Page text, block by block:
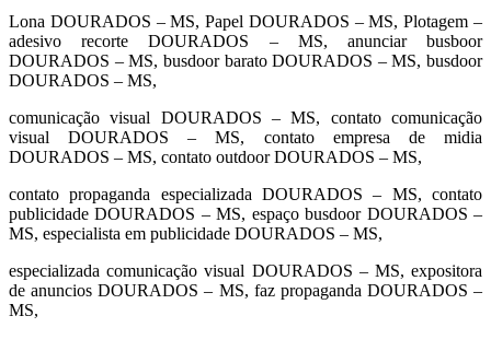
Lona DOURADOS – MS, Papel DOURADOS – MS, Plotagem –
adesivo recorte DOURADOS – MS, anunciar busboor
DOURADOS – MS, busdoor barato DOURADOS – MS, busdoor
DOURADOS – MS,
comunicação visual DOURADOS – MS, contato comunicação
visual DOURADOS – MS, contato empresa de midia
DOURADOS – MS, contato outdoor DOURADOS – MS,
contato propaganda especializada DOURADOS – MS, contato
publicidade DOURADOS – MS, espaço busdoor DOURADOS –
MS, especialista em publicidade DOURADOS – MS,
especializada comunicação visual DOURADOS – MS, expositora
de anuncios DOURADOS – MS, faz propaganda DOURADOS –
MS,